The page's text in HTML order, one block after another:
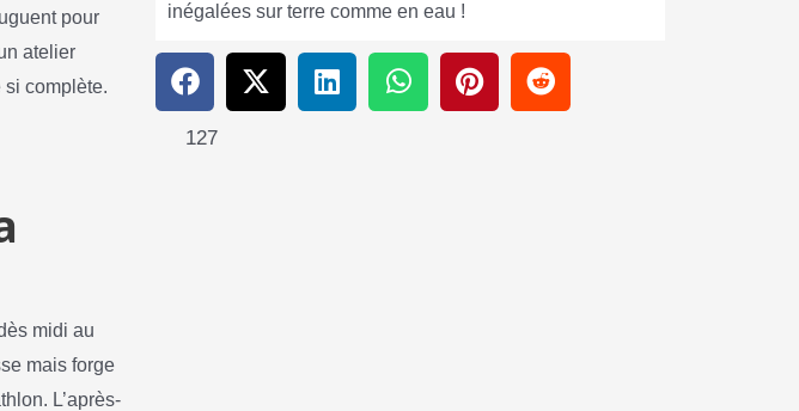
pour
atelier
complète.
midi au
mais forge
L’après-
inégalées sur terre comme en eau !
127